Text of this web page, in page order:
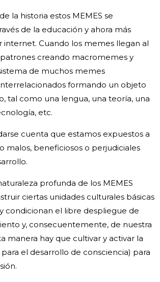
la historia estos MEMES se
de la educación y ahora más
Cuando los memes llegan al
creando macromemes y
de muchos memes
formando un objeto
tal como una lengua, una teoría, una
etc.
cuenta que estamos expuestos a
malos, beneficiosos o perjudiciales
profunda de los MEMES
ciertas unidades culturales básicas
condicionan el libre despliegue de
y, consecuentemente, de nuestra
manera hay que cultivar y activar la
el desarrollo de consciencia) para